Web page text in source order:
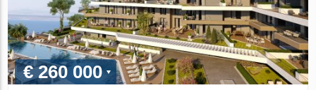
€ 260 000